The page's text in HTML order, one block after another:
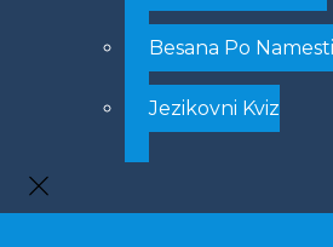
Besana Po
Jezikovni Kviz